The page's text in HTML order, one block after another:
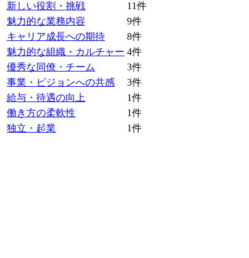
新しい役割・挑戦
11件
魅力的な業務内容
9件
キャリア成長への期待
8件
魅力的な組織・カルチャー 4件
優秀な同僚・チーム
3件
事業・ビジョンへの共感
3件
給与・待遇の向上
1件
働き方の柔軟性
1件
独立・起業
1件